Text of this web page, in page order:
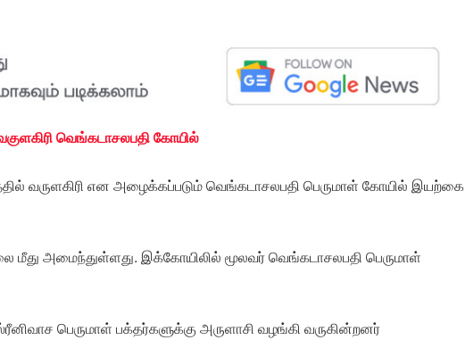
வெங்கடாசலபதி கோயில்
வருளகிரி என அழைக்கப்படும் வெங்கடாசலபதி பெருமாள் கோயில் இயற்கை
மீது அமைந்துள்ளது. இக்கோயிலில் மூலவர் வெங்கடாசலபதி பெருமாள்
பெருமாள் பக்தர்களுக்கு அருளாசி வழங்கி வருகின்றனர்